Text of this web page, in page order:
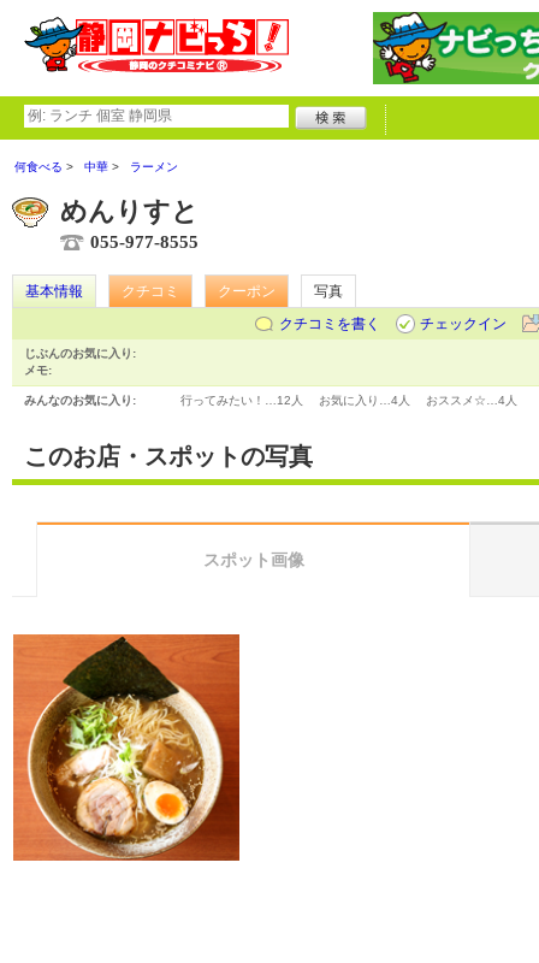
何食べる 中華 ラーメン
めんりすと
055-977-8555
基本情報 クチコミ クーポン
写真
クチコミを書く
チェックイン
じぶんのお気に入り:
メモ:
みんなのお気に入り: 行ってみたい！… 12人 お気に入り… 4人 おススメ☆… 4人
このお店・スポットの写真
スポット画像